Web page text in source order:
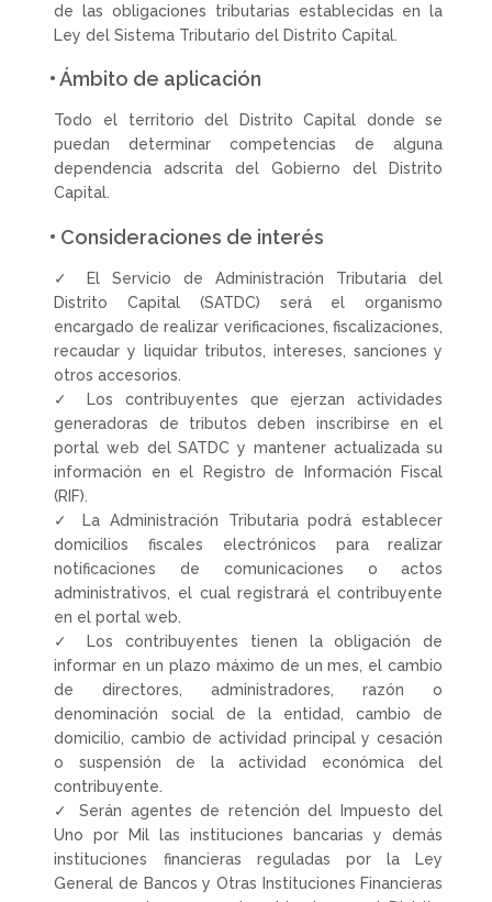
de las obligaciones tributarias establecidas en la
Ley del Sistema Tributario del Distrito Capital.
• Ámbito de aplicación
Todo el territorio del Distrito Capital donde se
puedan determinar competencias de alguna
dependencia adscrita del Gobierno del Distrito
Capital.
• Consideraciones de interés
✓ El Servicio de Administración Tributaria del
Distrito Capital (SATDC) será el organismo
encargado de realizar verificaciones, fiscalizaciones,
recaudar y liquidar tributos, intereses, sanciones y
otros accesorios.
✓ Los contribuyentes que ejerzan actividades
generadoras de tributos deben inscribirse en el
portal web del SATDC y mantener actualizada su
información en el Registro de Información Fiscal
(RIF).
✓ La Administración Tributaria podrá establecer
domicilios fiscales electrónicos para realizar
notificaciones de comunicaciones o actos
administrativos, el cual registrará el contribuyente
en el portal web.
✓ Los contribuyentes tienen la obligación de
informar en un plazo máximo de un mes, el cambio
de directores, administradores, razón o
denominación social de la entidad, cambio de
domicilio, cambio de actividad principal y cesación
o suspensión de la actividad económica del
contribuyente.
✓ Serán agentes de retención del Impuesto del
Uno por Mil las instituciones bancarias y demás
instituciones financieras reguladas por la Ley
General de Bancos y Otras Instituciones Financieras